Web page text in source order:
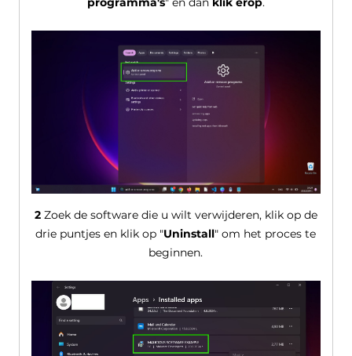
2Zoek de software die u wilt verwijderen, klik op de
drie puntjes en klik op "Uninstall" om het proces te
beginnen.